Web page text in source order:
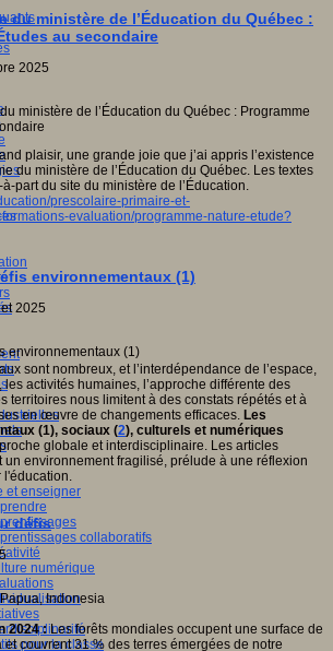
et enseigner
collaboratifs
numérique
pour la classe
du ministère de l’Éducation du Québec :
au secondaire
2025
plaisir, une grande joie que j’ai appris l’existence
du ministère de l’Éducation du Québec. Les textes
part du site du ministère de l’Éducation.
prescolaire-primaire-et-
evaluation/programme-nature-etude?
environnementaux (1)
2025
sont nombreux, et l’interdépendance de l’espace,
activités humaines, l’approche différente des
territoires nous limitent à des constats répétés et à
en œuvre de changements efficaces. Les
(1), sociaux (2), culturels et numériques
globale et interdisciplinaire. Les articles
environnement fragilisé, prélude à une réflexion
l'éducation.
défis
2024 :Les forêts mondiales occupent une surface de
et couvrent 31 % des terres émergées de notre